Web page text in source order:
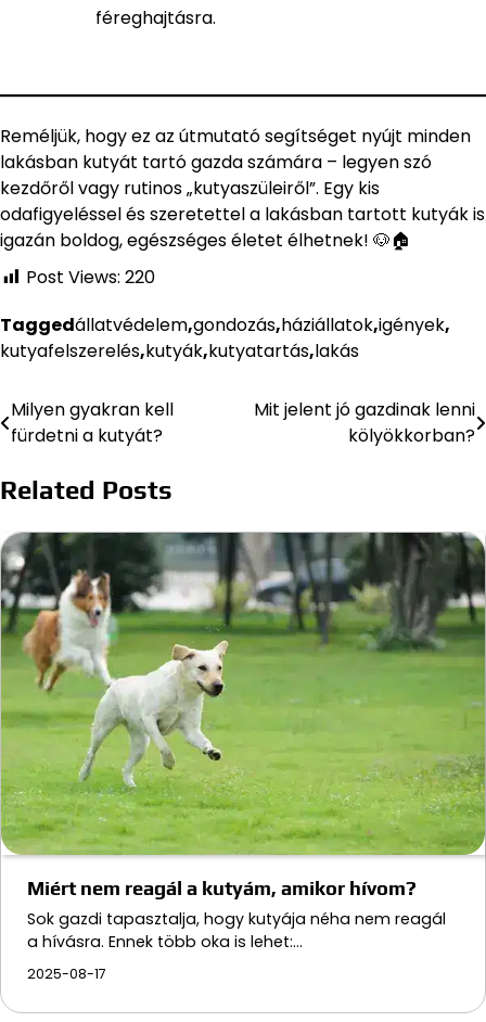
féreghajtásra.
Reméljük, hogy ez az útmutató segítséget nyújt minden
lakásban kutyát tartó gazda számára – legyen szó
kezdőről vagy rutinos „kutyaszüleiről”. Egy kis
odafigyeléssel és szeretettel a lakásban tartott kutyák is
igazán boldog, egészséges életet élhetnek! 🐶🏠
Post Views: 220
Taggedállatvédelem,gondozás,háziállatok,igények,
kutyafelszerelés,kutyák,kutyatartás,lakás
Bejegyzés
Milyen gyakran kell
fürdetni a kutyát?
Mit jelent jó gazdinak lenni
kölyökkorban?
Related Posts
Miért nem reagál a kutyám, amikor hívom?
Sok gazdi tapasztalja, hogy kutyája néha nem reagál
a hívásra. Ennek több oka is lehet:…
2025-08-17